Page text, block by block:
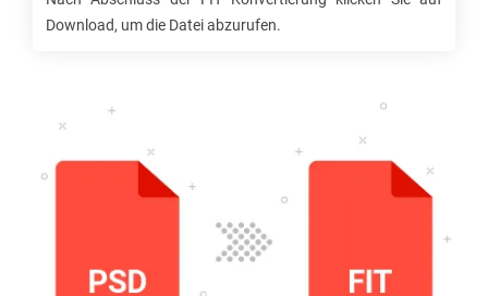
Download, um die Datei abzurufen.